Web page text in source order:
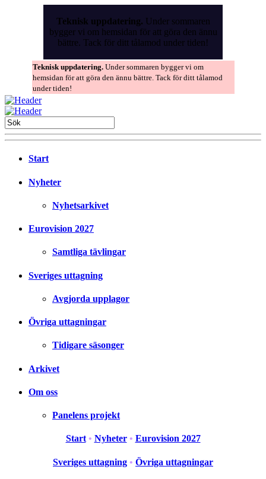
Teknisk uppdatering. Under sommaren
bygger vi om hemsidan för att göra den ännu
bättre. Tack för ditt tålamod under tiden!
Teknisk uppdatering. Under sommaren bygger vi om
hemsidan för att göra den ännu bättre. Tack för ditt tålamod
under tiden!
Start
Nyheter
Nyhetsarkivet
Eurovision 2027
Samtliga tävlingar
Sveriges uttagning
Avgjorda upplagor
Övriga uttagningar
Tidigare säsonger
Arkivet
Om oss
Panelens projekt
Start • Nyheter • Eurovision 2027
Sveriges uttagning • Övriga uttagningar